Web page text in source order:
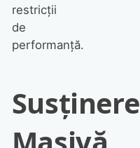
restricții
de
performanță.
Susținere